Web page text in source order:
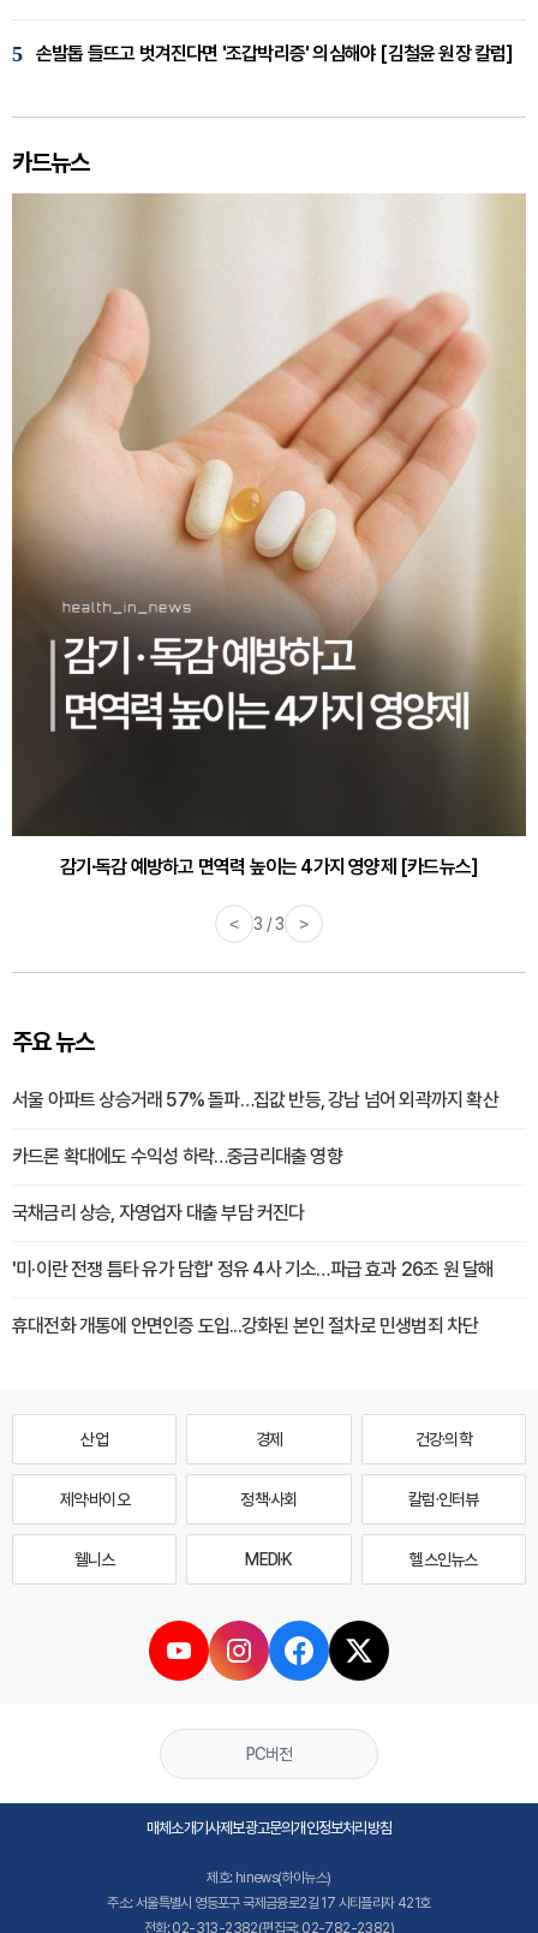
5 손발톱 들뜨고 벗겨진다면 '조갑박리증' 의심해야 [김철윤 원장 칼럼]
카드뉴스
감기·독감 예방하고 면역력 높이는 4가지 영양제 [카드뉴스]
< 3 / 3 >
주요 뉴스
서울 아파트 상승거래 57% 돌파…집값 반등, 강남 넘어 외곽까지 확산
카드론 확대에도 수익성 하락…중금리대출 영향
국채금리 상승, 자영업자 대출 부담 커진다
'미·이란 전쟁 틈타 유가 담합' 정유 4사 기소…파급 효과 26조 원 달해
휴대전화 개통에 안면인증 도입...강화된 본인 절차로 민생범죄 차단
산업 경제 건강·의학
제약·바이오 정책·사회 칼럼·인터뷰
웰니스 MEDI·K 헬스인뉴스
PC버전
매체소개기사제보광고문의개인정보처리방침
제호: hinews(하이뉴스)
주소: 서울특별시 영등포구 국제금융로2길 17 시티플라자 421호
전화: 02-313-2382(편집국: 02-782-2382)